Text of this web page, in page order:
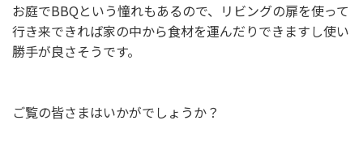
お庭でBBQという憧れもあるので、リビングの扉を使って
行き来できれば家の中から食材を運んだりできますし使い
勝手が良さそうです。
ご覧の皆さまはいかがでしょうか？